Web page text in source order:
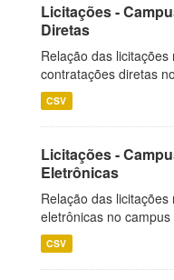
Licitações -
Diretas
Relação das
contratações diretas
CSV
Licitações -
Eletrônicas
Relação das
eletrônicas no
CSV